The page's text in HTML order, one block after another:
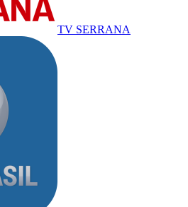
TV SERRANA